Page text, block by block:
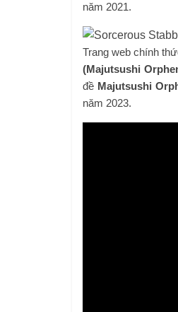
năm 2021.
Trang web chính
(Majutsushi
đề Majutsushi
năm 2023.